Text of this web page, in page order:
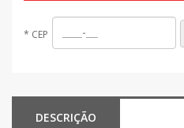
* CEP
DESCRIÇÃO